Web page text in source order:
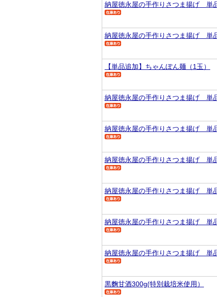
納屋徳永屋の手作りさつま揚げ
納屋徳永屋の手作りさつま揚げ
【単品追加】ちゃんぽん麺（1玉）
納屋徳永屋の手作りさつま揚げ
納屋徳永屋の手作りさつま揚げ 単
納屋徳永屋の手作りさつま揚げ
納屋徳永屋の手作りさつま揚げ
納屋徳永屋の手作りさつま揚げ
納屋徳永屋の手作りさつま揚げ
黒麴甘酒300g(特別栽培米使用）